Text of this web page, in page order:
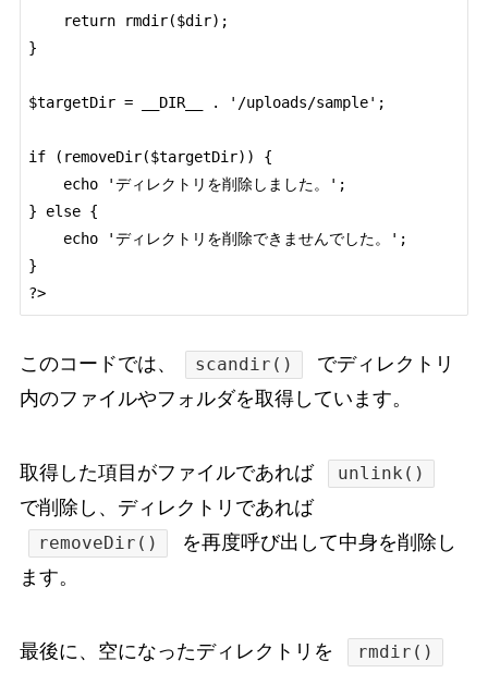
}
$targetDir = __DIR__ . '/uploads/sample';
if (removeDir($targetDir)) {
} else {
}
?>
このコードでは、 scandir()
でディレクトリ
内のファイルやフォルダを取得しています。
取得した項目がファイルであれば unlink()
で削除し、ディレクトリであれば
removeDir()
を再度呼び出して中身を削除し
ます。
最後に、空になったディレクトリを rmdir()